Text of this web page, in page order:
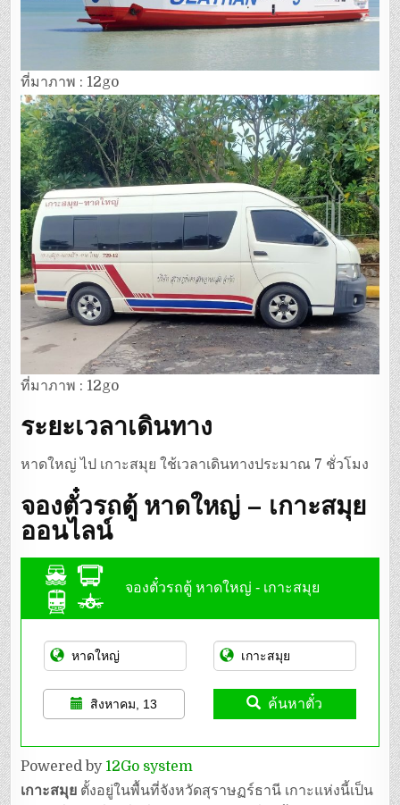
ที่มาภาพ : 12go
ที่มาภาพ : 12go
ระยะเวลาเดินทาง
หาดใหญ่ ไป เกาะสมุย ใช้เวลาเดินทางประมาณ 7 ชั่วโมง
จองตั๋วรถตู้ หาดใหญ่ – เกาะสมุย
ออนไลน์
จองตั๋วรถตู้ หาดใหญ่ - เกาะสมุย
สิงหาคม, 13 ค้นหาตั๋ว
Powered by 12Go system
เกาะสมุย ตั้งอยู่ในพื้นที่จังหวัดสุราษฏร์ธานี เกาะแห่งนี้เป็น